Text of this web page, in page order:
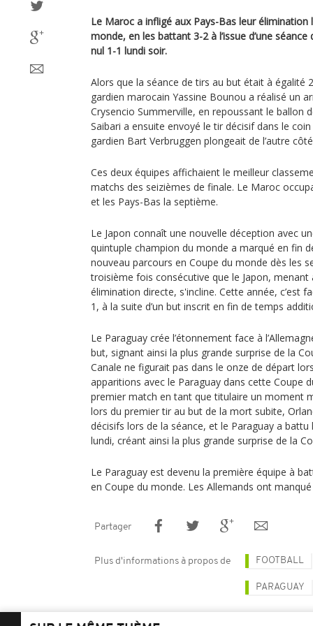
Le Maroc a infligé aux Pays-Bas leur élimination
monde, en les battant 3-2 à l’issue d’une
nul 1-1 lundi soir.
Alors que la séance de tirs au but était à égalité
gardien marocain Yassine Bounou a réalisé un
Crysencio Summerville, en repoussant le ballon
Saibari a ensuite envoyé le tir décisif dans le
gardien Bart Verbruggen plongeait de l’autre
Ces deux équipes affichaient le meilleur
matchs des seizièmes de finale. Le Maroc
et les Pays-Bas la septième.
Le Japon connaît une nouvelle déception avec
quintuple champion du monde a marqué en fin
nouveau parcours en Coupe du monde dès les
troisième fois consécutive que le Japon, menant
élimination directe, s'incline. Cette année, c’est
1, à la suite d’un but inscrit en fin de temps
Le Paraguay crée l’étonnement face à
but, signant ainsi la plus grande surprise de la
Canale ne figurait pas dans le onze de départ
apparitions avec le Paraguay dans cette Coupe
premier match en tant que titulaire un moment
lors du premier tir au but de la mort subite,
décisifs lors de la séance, et le Paraguay a battu
lundi, créant ainsi la plus grande surprise de la
Le Paraguay est devenu la première équipe à
en Coupe du monde. Les Allemands ont
Partager
Plus d'informations à propos de FOOTBALL
PARAGUAY